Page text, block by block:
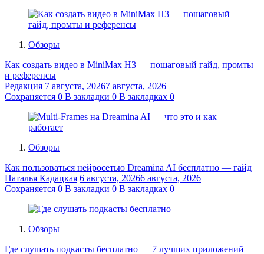
Обзоры
Как создать видео в MiniMax H3 — пошаговый гайд, промты
и референсы
Редакция 7 августа, 20267 августа, 2026
Сохраняется 0 В закладки 0 В закладках 0
Обзоры
Как пользоваться нейросетью Dreamina AI бесплатно — гайд
Наталья Кадацкая 6 августа, 20266 августа, 2026
Сохраняется 0 В закладки 0 В закладках 0
Обзоры
Где слушать подкасты бесплатно — 7 лучших приложений